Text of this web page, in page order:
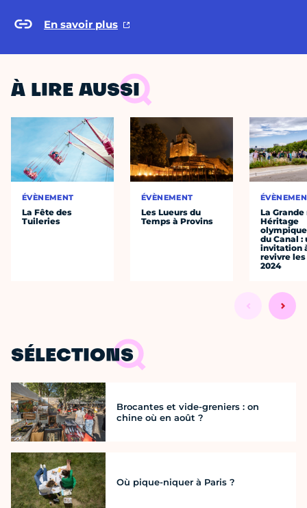
En savoir plus
À LIRE AUSSI
ÉVÈNEMENT
La Fête des
Tuileries
ÉVÈNEMENT
Les Lueurs du
Temps à Provins
La
Héritage
olympique
du Canal :
invitation
revivre les
2024
SÉLECTIONS
Brocantes et vide-greniers : on
chine où en août ?
Où pique-niquer à Paris ?